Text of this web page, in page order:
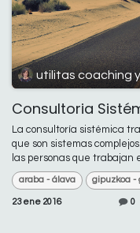
utilitas coaching
Consultoria
La consultoría sistémica
que son sistemas
las personas que trabajan
araba - álava gipuzkoa -
23 ene 2016 0